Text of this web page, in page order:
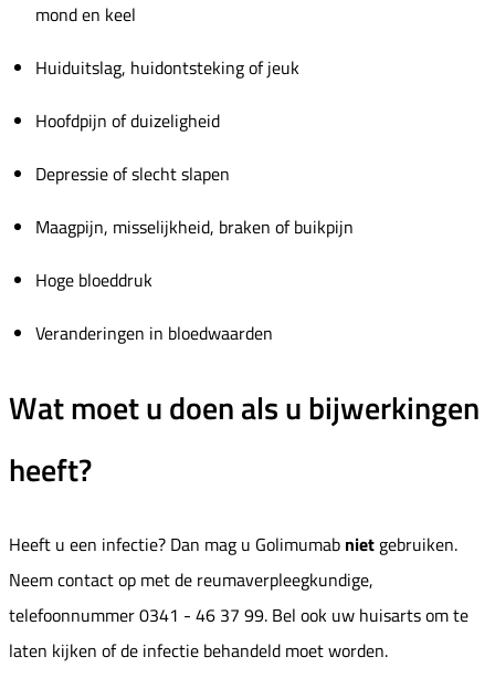
mond en keel
Huiduitslag, huidontsteking of jeuk
Hoofdpijn of duizeligheid
Depressie of slecht slapen
Maagpijn, misselijkheid, braken of buikpijn
Hoge bloeddruk
Veranderingen in bloedwaarden
Wat moet u doen als u bijwerkingen
heeft?
Heeft u een infectie? Dan mag u Golimumab niet gebruiken.
Neem contact op met de reumaverpleegkundige,
telefoonnummer 0341 - 46 37 99. Bel ook uw huisarts om te
laten kijken of de infectie behandeld moet worden.